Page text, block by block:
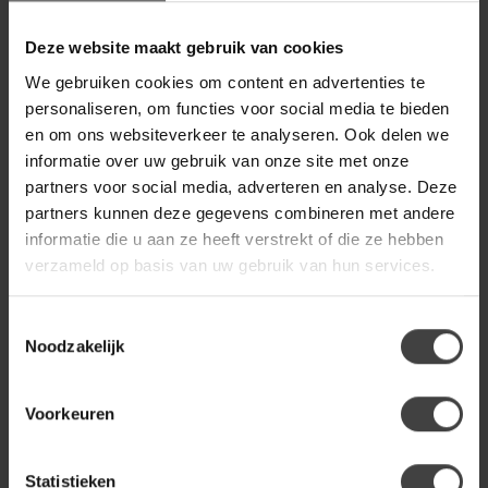
Deze website maakt gebruik van cookies
We gebruiken cookies om content en advertenties te
personaliseren, om functies voor social media te bieden
en om ons websiteverkeer te analyseren. Ook delen we
informatie over uw gebruik van onze site met onze
partners voor social media, adverteren en analyse. Deze
partners kunnen deze gegevens combineren met andere
informatie die u aan ze heeft verstrekt of die ze hebben
verzameld op basis van uw gebruik van hun services.
Noodzakelijk
Voorkeuren
Statistieken
RICHMOND INTERIORS
Richmond Interiors Bank
Cupid bruin labyrinth met
opbergruimte
€499,00
ELEONORA
Eleonora Bankje George -
taupe Flou €499,00
Of heb je hulp nodig bij de bestelling? Neem gerust contact
op met onze klantenservice
info@dewoonwinkel.nlof
+31